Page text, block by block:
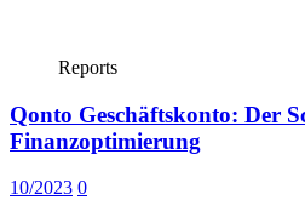
Reports
Qonto Geschäftskonto: Der
Finanzoptimierung
10/2023 0